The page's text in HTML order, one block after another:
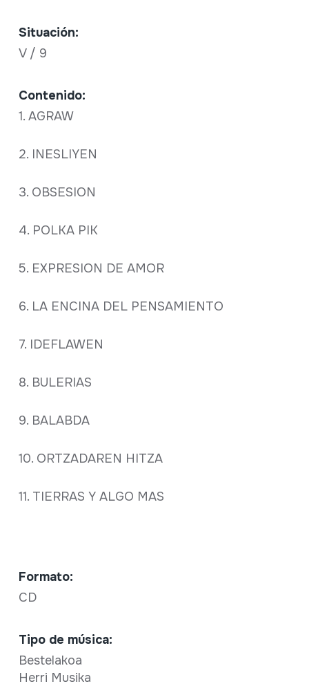
Situación:
V / 9
Contenido:
1. AGRAW
2. INESLIYEN
3. OBSESION
4. POLKA PIK
5. EXPRESION DE AMOR
6. LA ENCINA DEL PENSAMIENTO
7. IDEFLAWEN
8. BULERIAS
9. BALABDA
10. ORTZADAREN HITZA
11. TIERRAS Y ALGO MAS
Formato:
CD
Tipo de música:
Bestelakoa
Herri Musika